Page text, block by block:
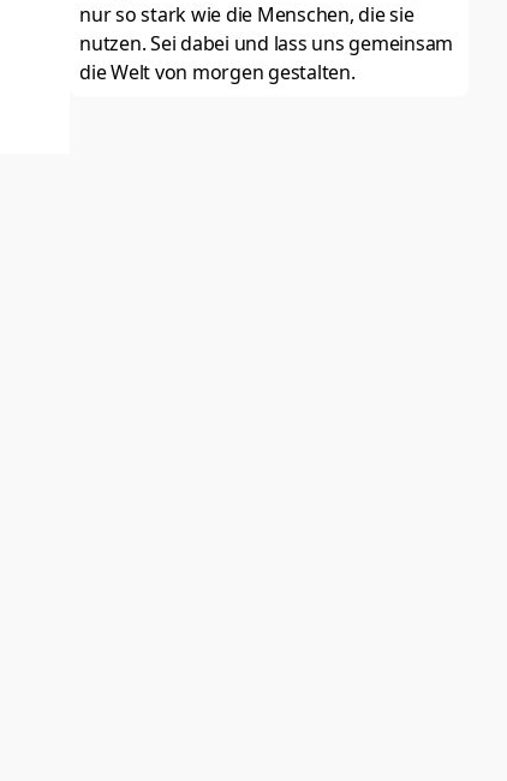
nur so stark wie die Menschen, die sie
nutzen. Sei dabei und lass uns gemeinsam
die Welt von morgen gestalten.